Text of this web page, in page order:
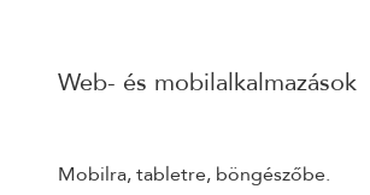
Web- és mobilalkalmazások
Mobilra, tabletre, böngészőbe.